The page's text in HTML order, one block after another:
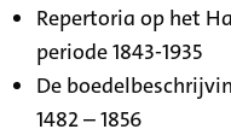
Repertoria op het
periode 1843-1935
De
1482 – 1856